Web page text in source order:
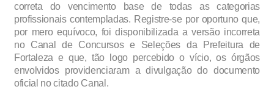
correta do vencimento base de todas as categorias
profissionais contempladas. Registre-se por oportuno que,
por mero equívoco, foi disponibilizada a versão incorreta
no Canal de Concursos e Seleções da Prefeitura de
Fortaleza e que, tão logo percebido o vício, os órgãos
envolvidos providenciaram a divulgação do documento
oficial no citado Canal.